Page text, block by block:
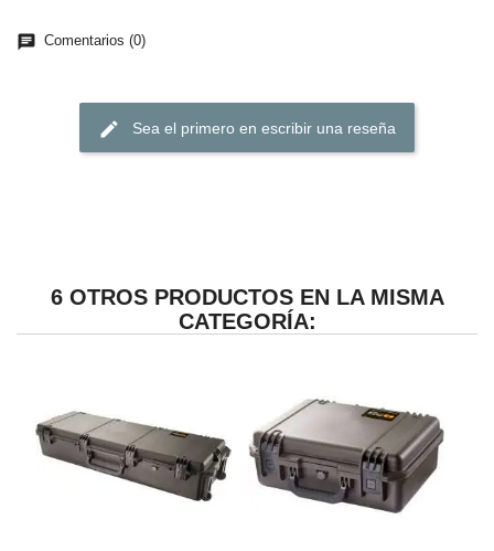
chat Comentarios (0)
edit Sea el primero en escribir una reseña
6 OTROS PRODUCTOS EN LA MISMA
CATEGORÍA: